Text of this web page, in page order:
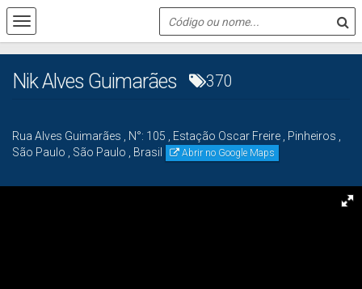
Nik Alves Guimarães 370
Rua Alves Guimarães N°: 105 Estação Oscar Freire Pinheiros
São Paulo
São Paulo Brasil Abrir no Google Maps